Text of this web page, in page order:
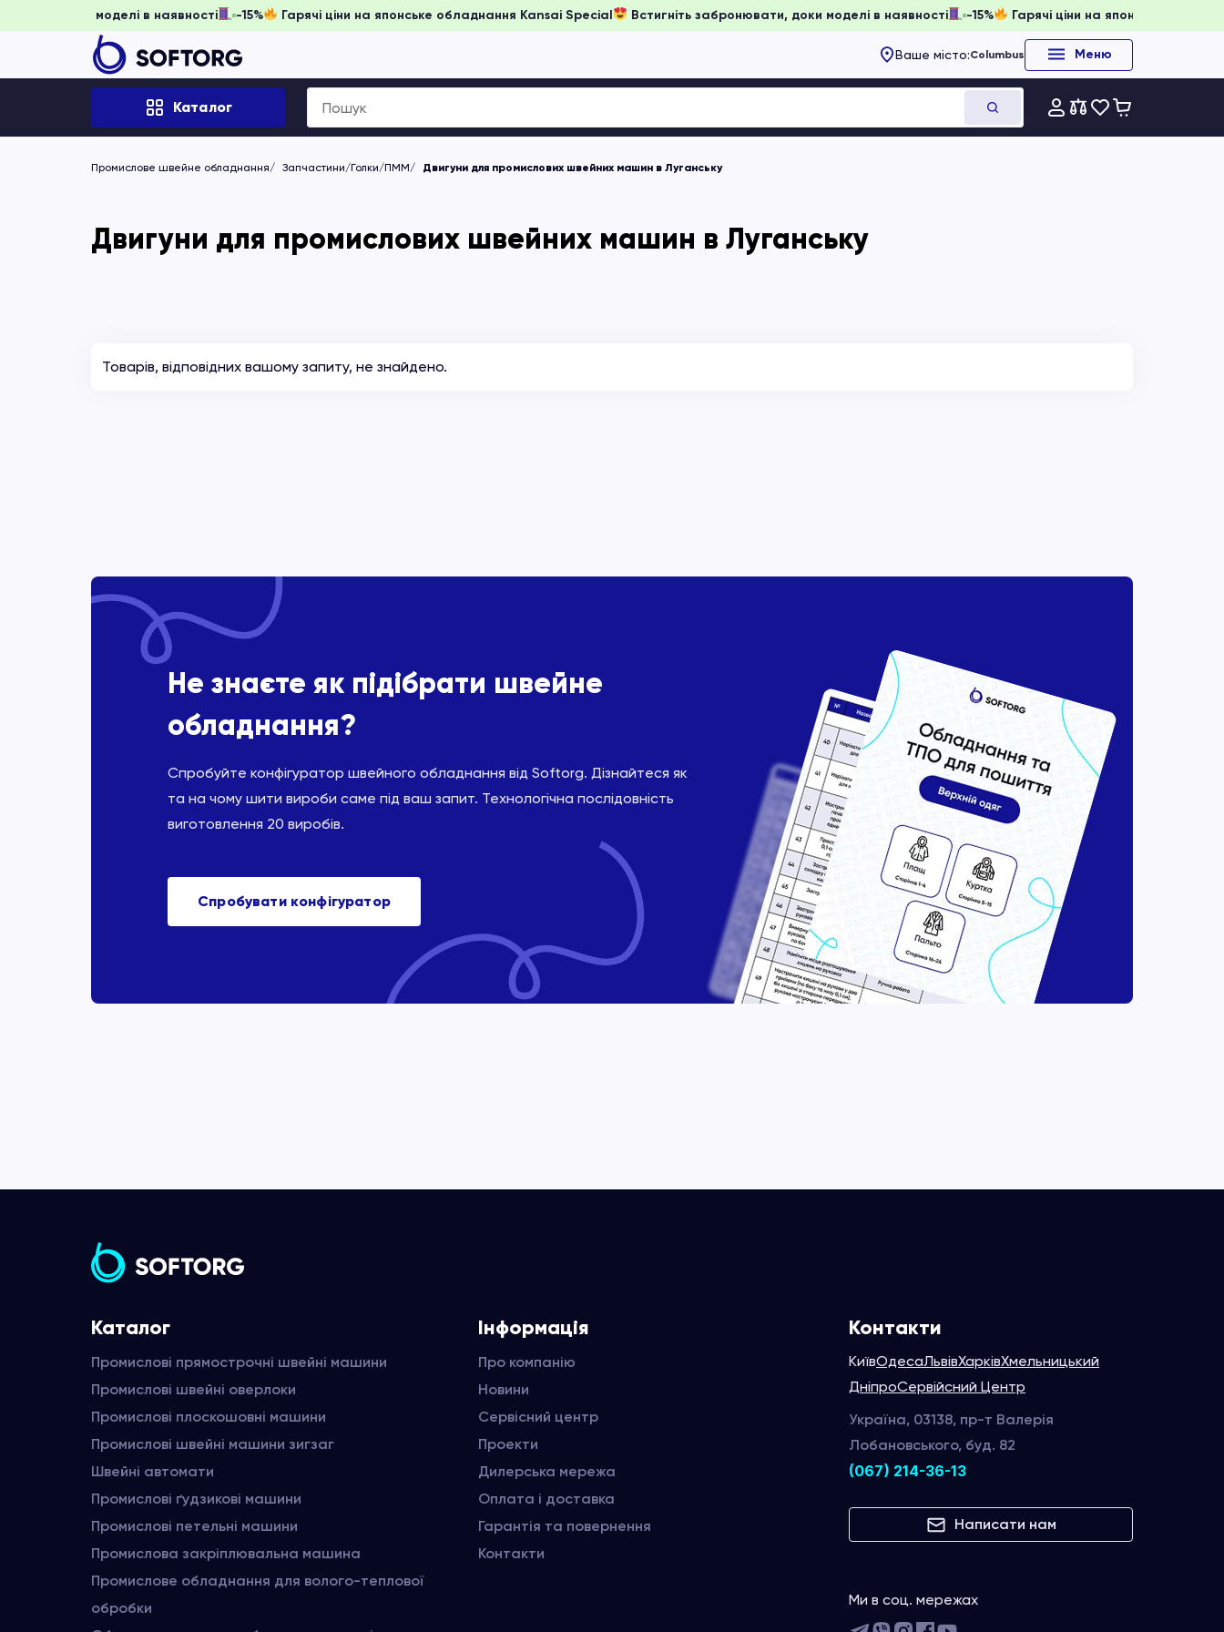
забронювати, доки моделі в наявності -15% Гарячі ціни на японське обладнання Kansai Special Встигніть забронювати, доки моделі в наявності -15% Гарячі ціни на японське
Ваше місто:Columbus Меню
Каталог
Search
for:
Промислове швейне обладнання Запчастини/Голки/ПММ Двигуни для промислових швейних машин в Луганську
Двигуни для промислових швейних машин в Луганську
Товарів, відповідних вашому запиту, не знайдено.
Не знаєте як підібрати швейне
обладнання?
Спробуйте конфігуратор швейного обладнання від Softorg. Дізнайтеся як
та на чому шити вироби саме під ваш запит. Технологічна послідовність
виготовлення 20 виробів.
Спробувати конфігуратор
Каталог
Промислові прямострочні швейні машини
Промислові швейні оверлоки
Промислові плоскошовні машини
Промислові швейні машини зигзаг
Швейні автомати
Промислові ґудзикові машини
Промислові петельні машини
Промислова закріплювальна машина
Промислове обладнання для волого-теплової
обробки
Інформація
Про компанію
Новини
Сервісний центр
Проекти
Дилерська мережа
Оплата і доставка
Гарантія та повернення
Контакти
Контакти
КиївОдесаЛьвівХарківХмельницький
ДніпроСервійсний Центр
Україна, 03138, пр-т Валерія
Лобановського, буд. 82
(067) 214-36-13
Написати нам
Ми в соц. мережах